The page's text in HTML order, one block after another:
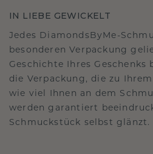
IN LIEBE GEWICKELT
Jedes DiamondsByMe-
besonderen Verpackung
Geschichte Ihres Geschenks
die Verpackung, die zu
wie viel Ihnen an dem
werden garantiert
Schmuckstück selbst glänzt.